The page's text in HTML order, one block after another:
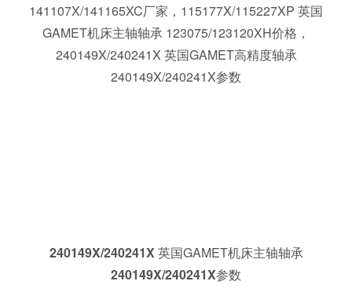
240145/240241X 英国盖米特高精度轴承 BSC017060Q
141107X/141165XC厂家， 115177X/115227XP 英国
GAMET机床主轴轴承 123075/123120XH价格，
240149X/240241X 英国GAMET高精度轴承
240149X/240241X参数
240149X/240241X 英国GAMET机床主轴轴承
240149X/240241X参数